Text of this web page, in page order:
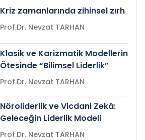
Kriz zamanlarında zihinsel zırh
Prof.Dr. Nevzat TARHAN
Klasik ve Karizmatik Modellerin
Ötesinde “Bilimsel Liderlik”
Prof.Dr. Nevzat TARHAN
Nöroliderlik ve Vicdani Zekâ:
Geleceğin Liderlik Modeli
Prof.Dr. Nevzat TARHAN